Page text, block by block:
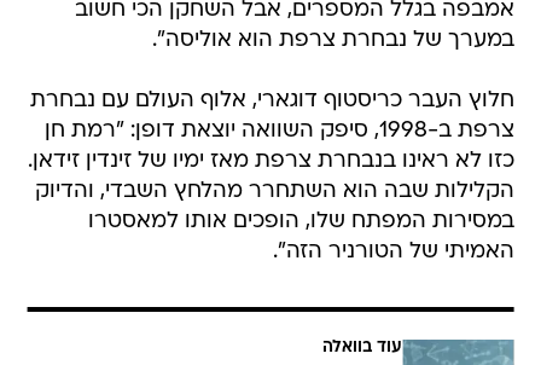
אמבפה בגלל המספרים, אבל השחקן הכי חשוב
במערך של נבחרת צרפת הוא אוליסה".
חלוץ העבר כריסטוף דוגארי, אלוף העולם עם נבחרת
צרפת ב-1998, סיפק השוואה יוצאת דופן: "רמת חן
כזו לא ראינו בנבחרת צרפת מאז ימיו של זינדין זידאן.
הקלילות שבה הוא השתחרר מהלחץ השבדי, והדיוק
במסירות המפתח שלו, הופכים אותו למאסטרו
האמיתי של הטורניר הזה".
עוד בוואלה